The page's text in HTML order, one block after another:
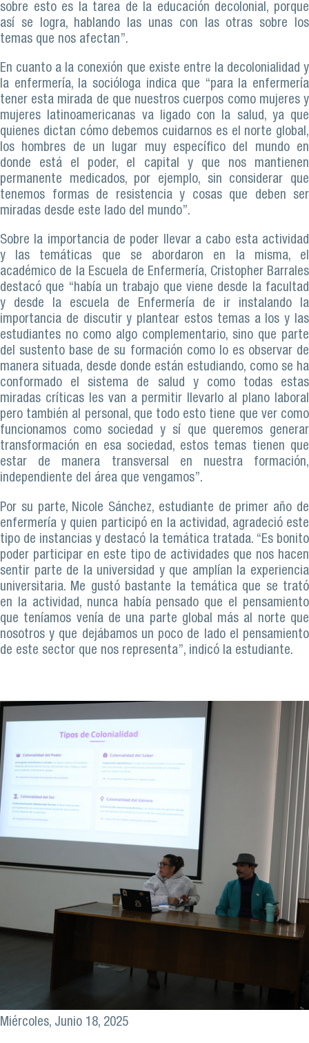
sobre esto es la tarea de la educación decolonial, porque
así se logra, hablando las unas con las otras sobre los
temas que nos afectan”.
En cuanto a la conexión que existe entre la decolonialidad y
la enfermería, la socióloga indica que “para la enfermería
tener esta mirada de que nuestros cuerpos como mujeres y
mujeres latinoamericanas va ligado con la salud, ya que
quienes dictan cómo debemos cuidarnos es el norte global,
los hombres de un lugar muy específico del mundo en
donde está el poder, el capital y que nos mantienen
permanente medicados, por ejemplo, sin considerar que
tenemos formas de resistencia y cosas que deben ser
miradas desde este lado del mundo”.
Sobre la importancia de poder llevar a cabo esta actividad
y las temáticas que se abordaron en la misma, el
académico de la Escuela de Enfermería, Cristopher Barrales
destacó que “había un trabajo que viene desde la facultad
y desde la escuela de Enfermería de ir instalando la
importancia de discutir y plantear estos temas a los y las
estudiantes no como algo complementario, sino que parte
del sustento base de su formación como lo es observar de
manera situada, desde donde están estudiando, como se ha
conformado el sistema de salud y como todas estas
miradas críticas les van a permitir llevarlo al plano laboral
pero también al personal, que todo esto tiene que ver como
funcionamos como sociedad y sí que queremos generar
transformación en esa sociedad, estos temas tienen que
estar de manera transversal en nuestra formación,
independiente del área que vengamos”.
Por su parte, Nicole Sánchez, estudiante de primer año de
enfermería y quien participó en la actividad, agradeció este
tipo de instancias y destacó la temática tratada. “Es bonito
poder participar en este tipo de actividades que nos hacen
sentir parte de la universidad y que amplían la experiencia
universitaria. Me gustó bastante la temática que se trató
en la actividad, nunca había pensado que el pensamiento
que teníamos venía de una parte global más al norte que
nosotros y que dejábamos un poco de lado el pensamiento
de este sector que nos representa”, indicó la estudiante.
Miércoles, Junio 18, 2025